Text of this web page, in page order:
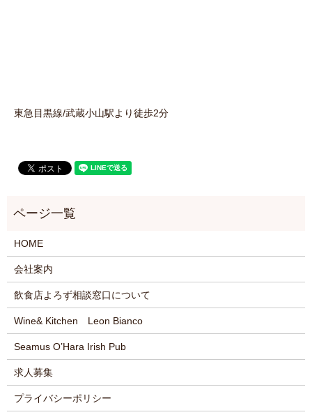
東急目黒線/武蔵小山駅より徒歩2分
HOME
会社案内
飲食店よろず相談窓口について
Wine& Kitchen Leon Bianco
Seamus O’Hara Irish Pub
求人募集
プライバシーポリシー